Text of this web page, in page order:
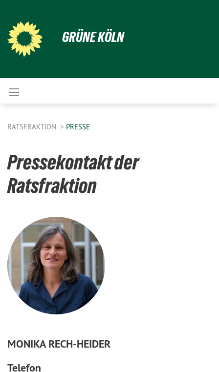
GRÜNE KÖLN
RATSFRAKTION PRESSE
Pressekontakt der
Ratsfraktion
MONIKA RECH-HEIDER
Telefon